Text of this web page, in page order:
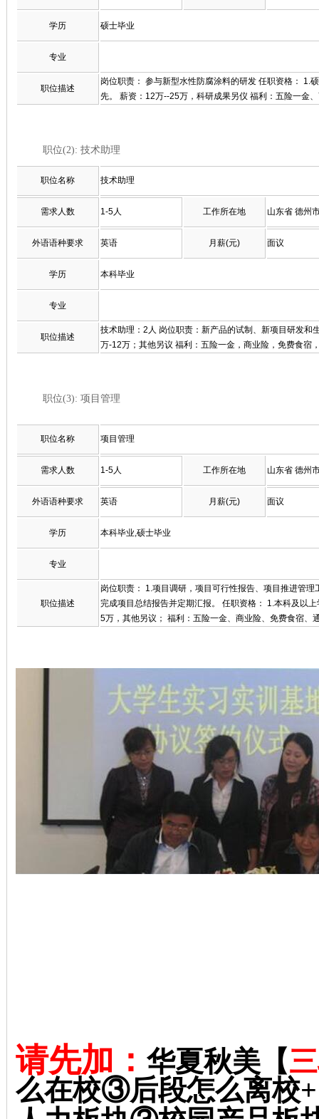
学历 硕士毕业
专业
职位描述
岗位职责： 参与新型水性防腐涂料的研发 任职资格： 1.
先。 薪资：12万--25万，科研成果另仪 福利：五险一金
职位(2): 技术助理
职位名称 技术助理
需求人数 1-5人 工作所在地 山东省 德州
外语语种要求 英语 月薪(元) 面议
学历 本科毕业
专业
职位描述
技术助理：2人 岗位职责：新产品的试制、新项目研发和
万-12万；其他另议 福利：五险一金，商业险，免费食宿
职位(3): 项目管理
职位名称 项目管理
需求人数 1-5人 工作所在地 山东省 德州
外语语种要求 英语 月薪(元) 面议
学历 本科毕业,硕士毕业
专业
职位描述
岗位职责： 1.项目调研，项目可行性报告、项目推进管
完成项目总结报告并定期汇报。 任职资格： 1.本科及以
5万，其他另议； 福利：五险一金、商业险、免费食宿、
请先加： 华夏秋美【
么在校③后段怎么离校+